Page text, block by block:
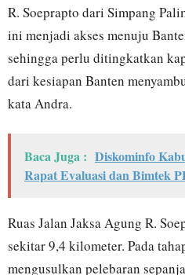
R. Soeprapto dari Simpang
ini menjadi akses menuju
sehingga perlu ditingkatkan
dari kesiapan Banten
kata Andra.
Baca Juga : Diskominfo
Rapat Evaluasi dan Bimtek
Ruas Jalan Jaksa Agung R.
sekitar 9,4 kilometer. Pada
mengusulkan pelebaran